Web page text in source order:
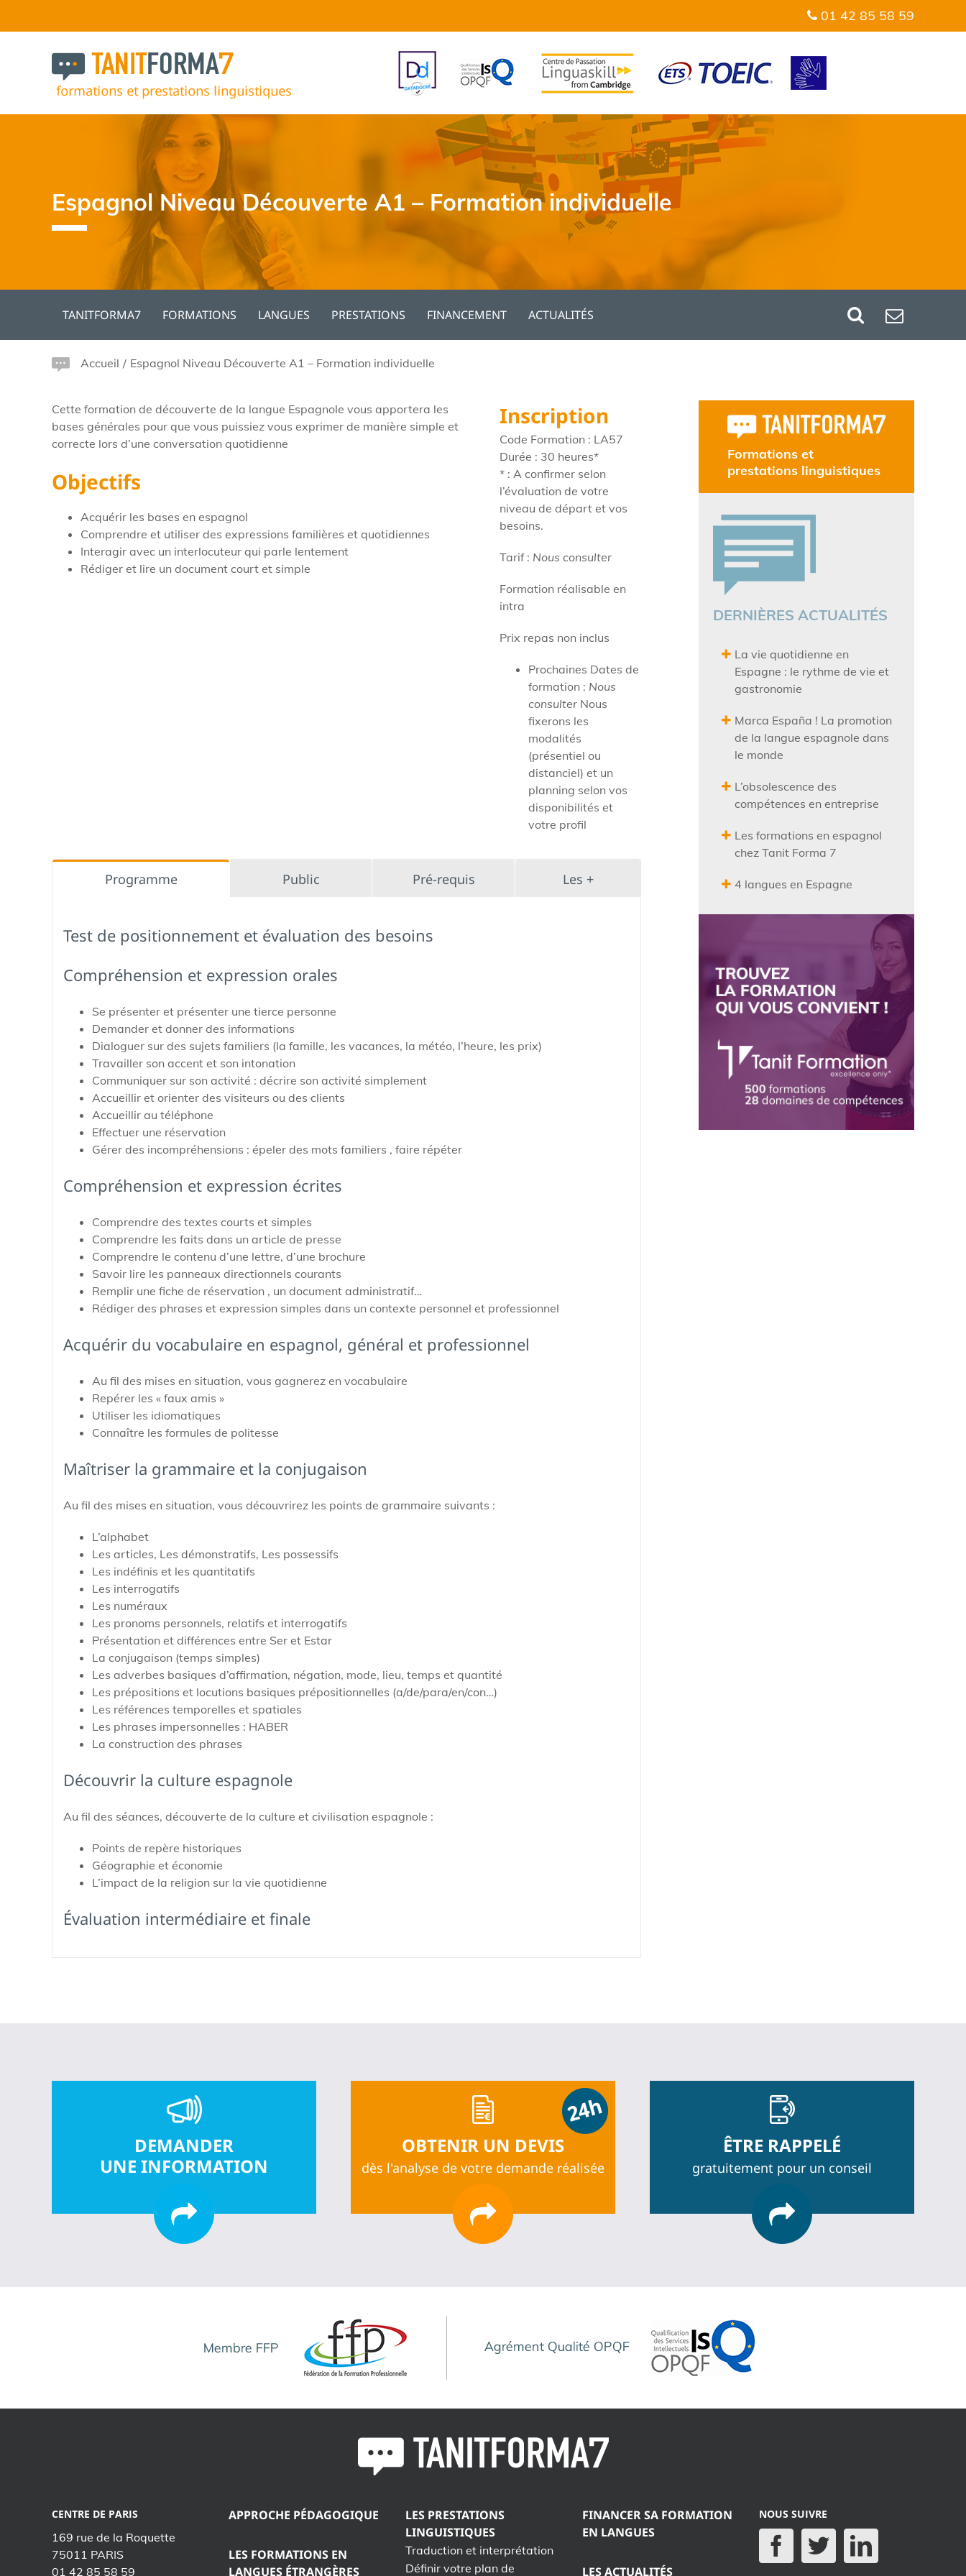
01 42 85 58 59
Espagnol Niveau Découverte A1 – Formation individuelle
TANITFORMA7 FORMATIONS LANGUES PRESTATIONS FINANCEMENT ACTUALITÉS
Accueil / Espagnol Niveau Découverte A1 – Formation individuelle
Cette formation de découverte de la langue Espagnole vous apportera les
bases générales pour que vous puissiez vous exprimer de manière simple et
correcte lors d’une conversation quotidienne
Objectifs
Acquérir les bases en espagnol
Comprendre et utiliser des expressions familières et quotidiennes
Interagir avec un interlocuteur qui parle lentement
Rédiger et lire un document court et simple
Inscription
Code Formation : LA57
Durée : 30 heures*
* : A confirmer selon
l’évaluation de votre
niveau de départ et vos
besoins.
Tarif : Nous consulter
Formation réalisable en
intra
Prix repas non inclus
Prochaines Dates de
formation : Nous
consulter Nous
fixerons les
modalités
(présentiel ou
distanciel) et un
planning selon vos
disponibilités et
votre profil
Programme Public Pré-requis Les +
Test de positionnement et évaluation des besoins
Compréhension et expression orales
Se présenter et présenter une tierce personne
Demander et donner des informations
Dialoguer sur des sujets familiers (la famille, les vacances, la météo, l’heure, les prix)
Travailler son accent et son intonation
Communiquer sur son activité : décrire son activité simplement
Accueillir et orienter des visiteurs ou des clients
Accueillir au téléphone
Effectuer une réservation
Gérer des incompréhensions : épeler des mots familiers , faire répéter
Compréhension et expression écrites
Comprendre des textes courts et simples
Comprendre les faits dans un article de presse
Comprendre le contenu d’une lettre, d’une brochure
Savoir lire les panneaux directionnels courants
Remplir une fiche de réservation , un document administratif…
Rédiger des phrases et expression simples dans un contexte personnel et professionnel
Acquérir du vocabulaire en espagnol, général et professionnel
Au fil des mises en situation, vous gagnerez en vocabulaire
Repérer les « faux amis »
Utiliser les idiomatiques
Connaître les formules de politesse
Maîtriser la grammaire et la conjugaison
Au fil des mises en situation, vous découvrirez les points de grammaire suivants :
L’alphabet
Les articles, Les démonstratifs, Les possessifs
Les indéfinis et les quantitatifs
Les interrogatifs
Les numéraux
Les pronoms personnels, relatifs et interrogatifs
Présentation et différences entre Ser et Estar
La conjugaison (temps simples)
Les adverbes basiques d’affirmation, négation, mode, lieu, temps et quantité
Les prépositions et locutions basiques prépositionnelles (a/de/para/en/con…)
Les références temporelles et spatiales
Les phrases impersonnelles : HABER
La construction des phrases
Découvrir la culture espagnole
Au fil des séances, découverte de la culture et civilisation espagnole :
Points de repère historiques
Géographie et économie
L’impact de la religion sur la vie quotidienne
Évaluation intermédiaire et finale
Formations et
prestations linguistiques
DERNIÈRES ACTUALITÉS
La vie quotidienne en
Espagne : le rythme de vie et
gastronomie
Marca España ! La promotion
de la langue espagnole dans
le monde
L’obsolescence des
compétences en entreprise
Les formations en espagnol
chez Tanit Forma 7
4 langues en Espagne
DEMANDER
UNE INFORMATION
OBTENIR UN DEVIS
dès l'analyse de votre demande réalisée
ÊTRE RAPPELÉ
gratuitement pour un conseil
CENTRE DE PARIS
169 rue de la Roquette
75011 PARIS
01 42 85 58 59
APPROCHE PÉDAGOGIQUE
LES FORMATIONS EN
LANGUES ÉTRANGÈRES
LES PRESTATIONS
LINGUISTIQUES
Traduction et interprétation
Définir votre plan de
FINANCER SA FORMATION
EN LANGUES
LES ACTUALITÉS
NOUS SUIVRE